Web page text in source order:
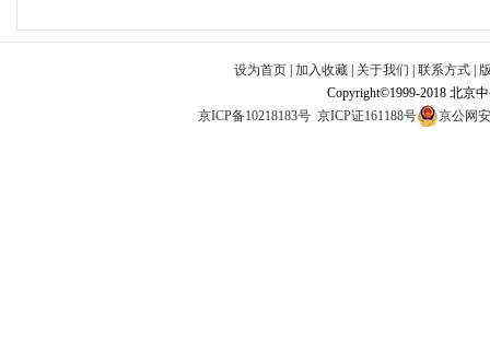
设为首页 加入收藏 关于我们 联系方式
Copyright©1999-2018 北京
京ICP备10218183号 京ICP证161188号 京公网